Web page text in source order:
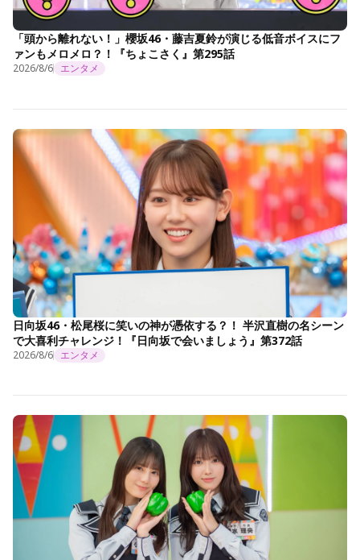
「頭から離れない！」櫻坂46・藤吉夏鈴が演じる低音ボイスにフ
ァンもメロメロ？！『ちょこさく』第295話
2026/8/6 エンタメ
日向坂46・松尾桜に笑いの神が憑依する？！ 半沢直樹の名シーン
で大喜利チャレンジ！『日向坂で会いましょう』第372話
2026/8/6 エンタメ